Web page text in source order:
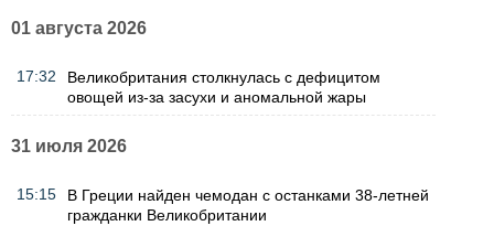
01 августа 2026
17:32
Великобритания столкнулась с дефицитом
овощей из-за засухи и аномальной жары
31 июля 2026
15:15
В Греции найден чемодан с останками 38-летней
гражданки Великобритании